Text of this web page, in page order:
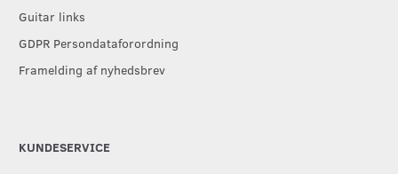
Guitar links
GDPR Persondataforordning
Framelding af nyhedsbrev
KUNDESERVICE